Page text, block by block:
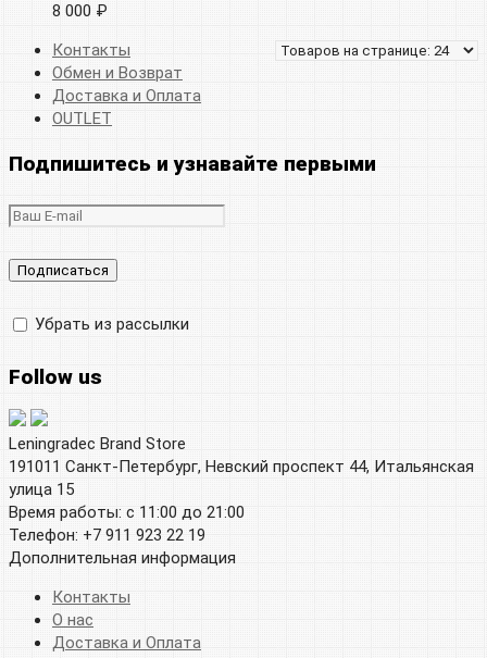
8 000 ₽
Контакты
Обмен и Возврат
Доставка и Оплата
OUTLET
Подпишитесь и узнавайте первыми
Убрать из рассылки
Follow us
Leningradec Brand Store
191011 Санкт-Петербург, Невский проспект 44, Итальянская
улица 15
Время работы: с 11:00 до 21:00
Телефон: +7 911 923 22 19
Дополнительная информация
Контакты
О нас
Доставка и Оплата